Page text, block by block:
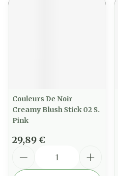
Couleurs De Noir
Creamy Blush Stick 02 S.
Pink
29,89 €